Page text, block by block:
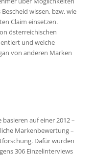
wissen, bzw. wie
Claim einsetzen.
österreichischen
und welche
von anderen Marken
auf einer 2012 –
Markenbewertung –
Dafür wurden
306 Einzelinterviews